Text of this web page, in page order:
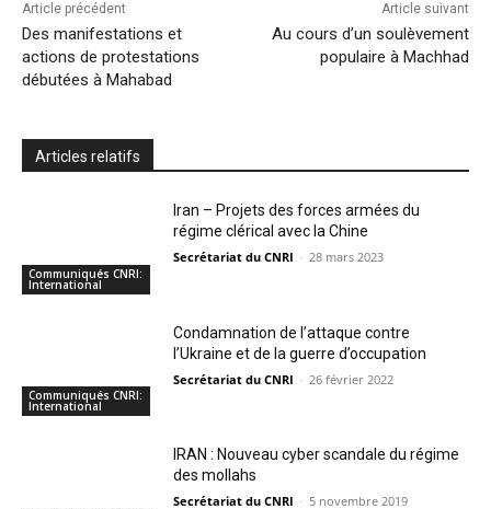
Article précédent
Des manifestations et
actions de protestations
débutées à Mahabad
Article suivant
Au cours d’un soulèvement
populaire à Machhad
Articles relatifs
Communiqués CNRI:
International
Iran – Projets des forces armées du
régime clérical avec la Chine
Secrétariat du CNRI - 28 mars 2023
Communiqués CNRI:
International
Condamnation de l’attaque contre
l’Ukraine et de la guerre d’occupation
Secrétariat du CNRI - 26 février 2022
IRAN : Nouveau cyber scandale du régime
des mollahs
Secrétariat du CNRI - 5 novembre 2019